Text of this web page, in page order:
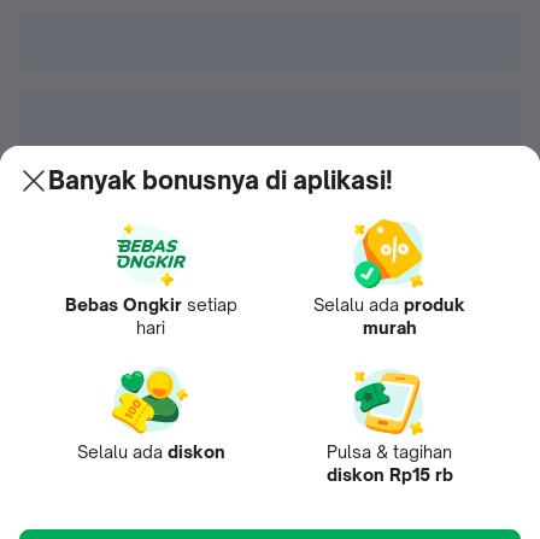
Banyak bonusnya di aplikasi!
Bebas Ongkir setiap
hari
Selalu ada produk
murah
Selalu ada diskon
Pulsa & tagihan
diskon Rp15 rb